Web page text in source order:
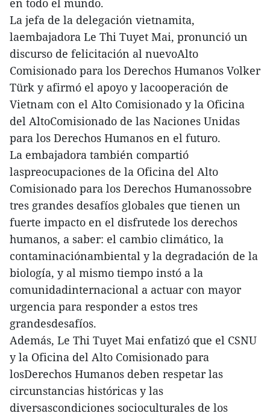
en todo el mundo.
La jefa de la delegación vietnamita,
laembajadora Le Thi Tuyet Mai, pronunció un
discurso de felicitación al nuevoAlto
Comisionado para los Derechos Humanos Volker
Türk y afirmó el apoyo y lacooperación de
Vietnam con el Alto Comisionado y la Oficina
del AltoComisionado de las Naciones Unidas
para los Derechos Humanos en el futuro.
La embajadora también compartió
laspreocupaciones de la Oficina del Alto
Comisionado para los Derechos Humanossobre
tres grandes desafíos globales que tienen un
fuerte impacto en el disfrutede los derechos
humanos, a saber: el cambio climático, la
contaminaciónambiental y la degradación de la
biología, y al mismo tiempo instó a la
comunidadinternacional a actuar con mayor
urgencia para responder a estos tres
grandesdesafíos.
Además, Le Thi Tuyet Mai enfatizó que el CSNU
y la Oficina del Alto Comisionado para
losDerechos Humanos deben respetar las
circunstancias históricas y las
diversascondiciones socioculturales de los